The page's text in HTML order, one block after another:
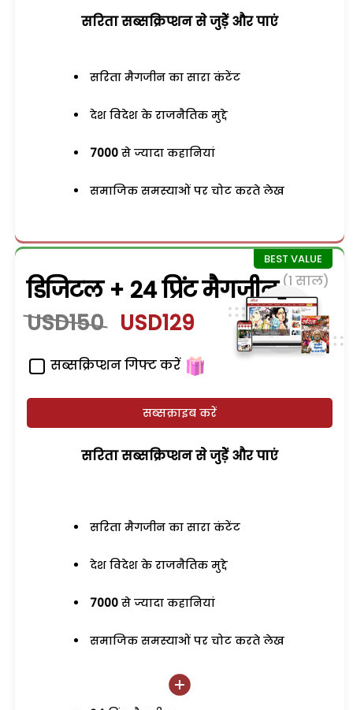
सरिता सब्सक्रिप्शन से जुड़ेें और पाएं
सरिता मैगजीन का सारा कंटेंट
देश विदेश के राजनैतिक मुद्दे
7000 से ज्यादा कहानियां
समाजिक समस्याओं पर चोट करते लेख
डिजिटल + 24 प्रिंट मैगजीन (1 साल)
USD150 USD129
सब्सक्रिप्शन गिफ्ट करें
सब्सक्राइब करें
सरिता सब्सक्रिप्शन से जुड़ेें और पाएं
सरिता मैगजीन का सारा कंटेंट
देश विदेश के राजनैतिक मुद्दे
7000 से ज्यादा कहानियां
समाजिक समस्याओं पर चोट करते लेख